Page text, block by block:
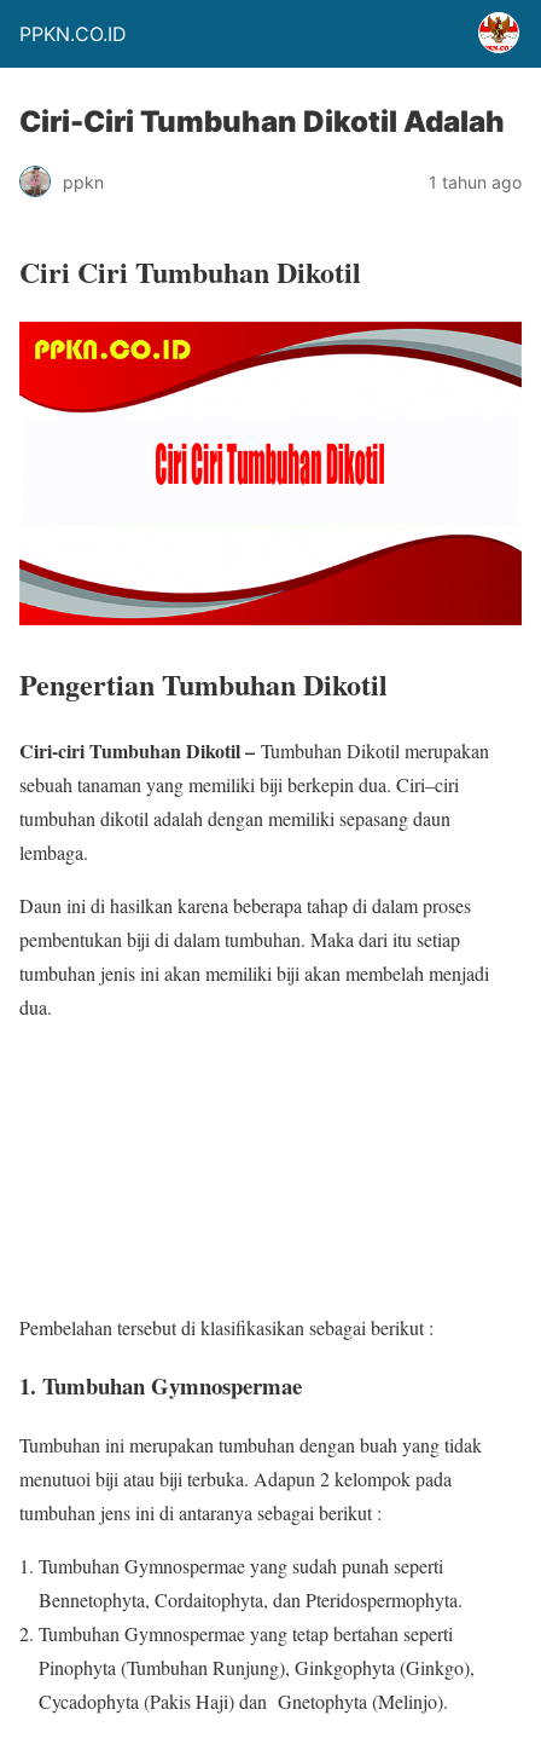
PPKN.CO.ID
Ciri-Ciri Tumbuhan Dikotil Adalah
ppkn 1 tahun ago
Ciri Ciri Tumbuhan Dikotil
Pengertian Tumbuhan Dikotil
Ciri-ciri Tumbuhan Dikotil – Tumbuhan Dikotil merupakan
sebuah tanaman yang memiliki biji berkepin dua. Ciri–ciri
tumbuhan dikotil adalah dengan memiliki sepasang daun
lembaga.
Daun ini di hasilkan karena beberapa tahap di dalam proses
pembentukan biji di dalam tumbuhan. Maka dari itu setiap
tumbuhan jenis ini akan memiliki biji akan membelah menjadi
dua.
Pembelahan tersebut di klasifikasikan sebagai berikut :
1. Tumbuhan Gymnospermae
Tumbuhan ini merupakan tumbuhan dengan buah yang tidak
menutuoi biji atau biji terbuka. Adapun 2 kelompok pada
tumbuhan jens ini di antaranya sebagai berikut :
Tumbuhan Gymnospermae yang sudah punah seperti
Bennetophyta, Cordaitophyta, dan Pteridospermophyta.
Tumbuhan Gymnospermae yang tetap bertahan seperti
Pinophyta (Tumbuhan Runjung), Ginkgophyta (Ginkgo),
Cycadophyta (Pakis Haji) dan Gnetophyta (Melinjo).